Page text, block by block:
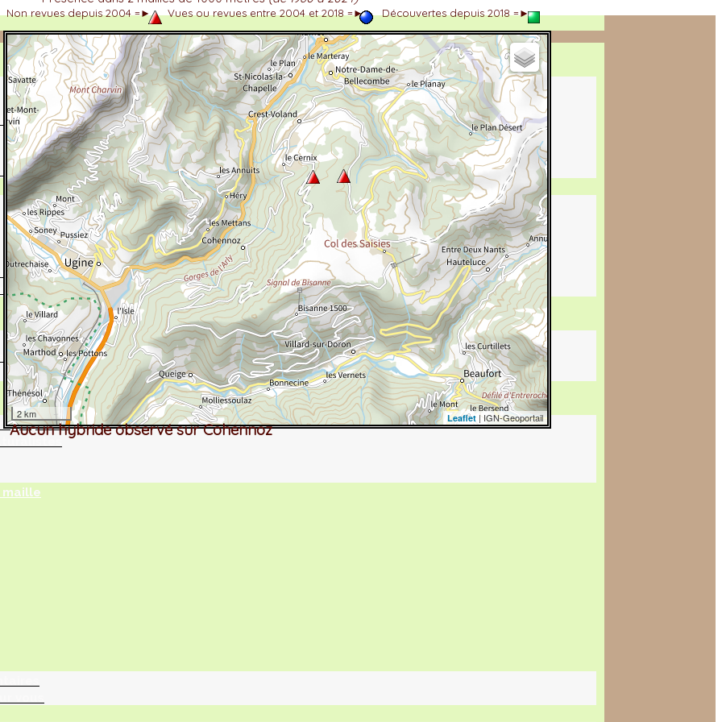
Alpes
et cotations UICN)
?
maille
2 km Leaflet | IGN-Geoportail
Aucun hybride observé sur Cohennoz
Non revues depuis 2004 =► Vues ou revues entre 2004 et 2018 =► Découvertes depuis 2018 =►